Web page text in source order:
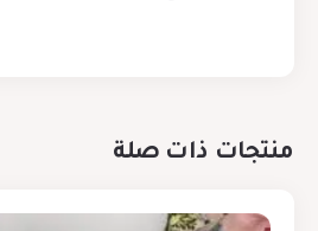
منتجات ذات صلة